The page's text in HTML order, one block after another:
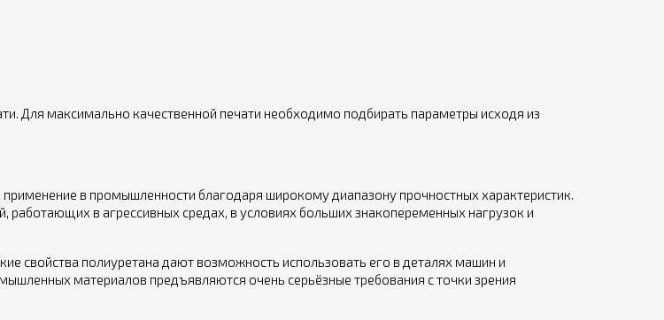
Для максимально качественной печати необходимо подбирать параметры исходя из
в промышленности благодаря широкому диапазону прочностных характеристик.
работающих в агрессивных средах, в условиях больших знакопеременных нагрузок и
свойства полиуретана дают возможность использовать его в деталях машин и
материалов предъявляются очень серьёзные требования с точки зрения